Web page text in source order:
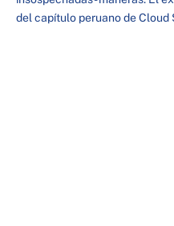
del capítulo peruano de Cloud